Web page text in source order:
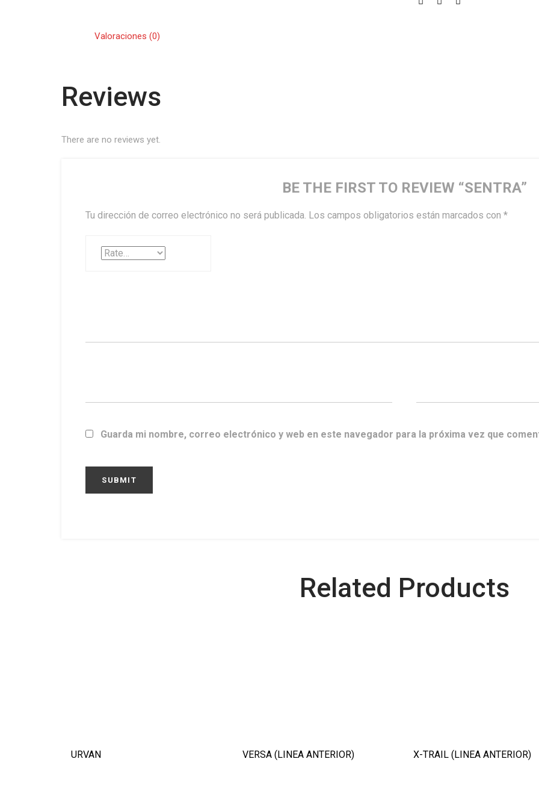
Valoraciones (0)
Reviews
There are no reviews yet.
BE THE FIRST TO REVIEW “SENTRA”
Tu dirección de correo electrónico no será publicada. Los campos obligatorios están marcados con *
Guarda mi nombre, correo electrónico y web en este navegador para la próxima vez que
Related Products
URVAN VERSA (LINEA ANTERIOR) X-TRAIL (LINEA ANTERIOR)